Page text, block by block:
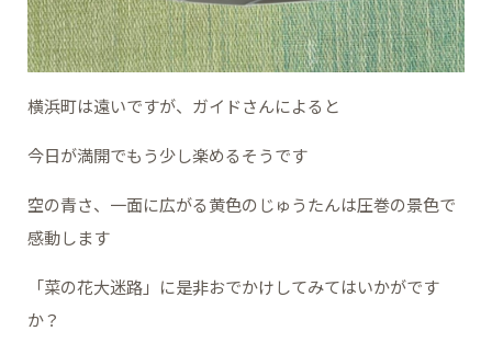
横浜町は遠いですが、ガイドさんによると
今日が満開でもう少し楽めるそうです
空の青さ、一面に広がる黄色のじゅうたんは圧巻の景色で
感動します
「菜の花大迷路」に是非おでかけしてみてはいかがです
か？